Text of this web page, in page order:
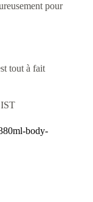
pour
tout à fait
body-